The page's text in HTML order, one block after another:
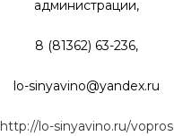
администрации,
8 (81362) 63-236,
lo-sinyavino@yandex.ru
http://lo-sinyavino.ru/vopros